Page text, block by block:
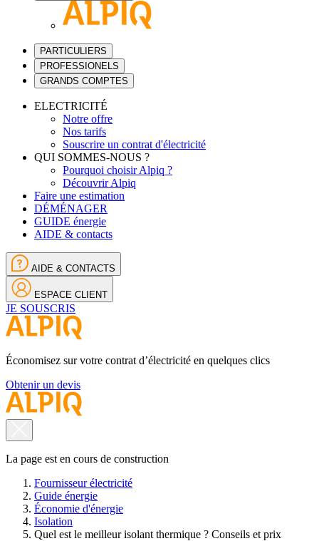
PARTICULIERS
PROFESSIONELS
GRANDS COMPTES
ELECTRICITÉ
Notre offre
Nos tarifs
Souscrire un contrat d'électricité
QUI SOMMES-NOUS ?
Pourquoi choisir Alpiq ?
Découvrir Alpiq
Faire une estimation
DÉMÉNAGER
GUIDE énergie
AIDE & contacts
AIDE & CONTACTS
ESPACE CLIENT
JE SOUSCRIS
Économisez sur votre contrat d’électricité en quelques clics
Obtenir un devis
La page est en cours de construction
Fournisseur électricité
Guide énergie
Économie d'énergie
Isolation
Quel est le meilleur isolant thermique ? Conseils et prix